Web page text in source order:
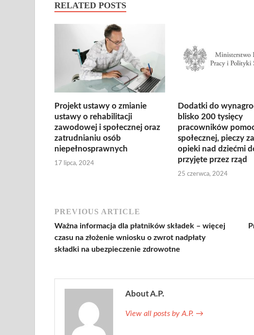
RELATED POSTS
Projekt ustawy o zmianie
ustawy o rehabilitacji
zawodowej i społecznej oraz
zatrudnianiu osób
niepełnosprawnych
17 lipca, 2024
Dodatki do
blisko 200 tysięcy
pracowników
społecznej, pieczy
opieki nad dziećmi
przyjęte przez rząd
25 czerwca, 2024
PREVIOUS ARTICLE
Ważna informacja dla płatników składek – więcej
czasu na złożenie wniosku o zwrot nadpłaty
składki na ubezpieczenie zdrowotne
About A.P.
View all posts by A.P. →